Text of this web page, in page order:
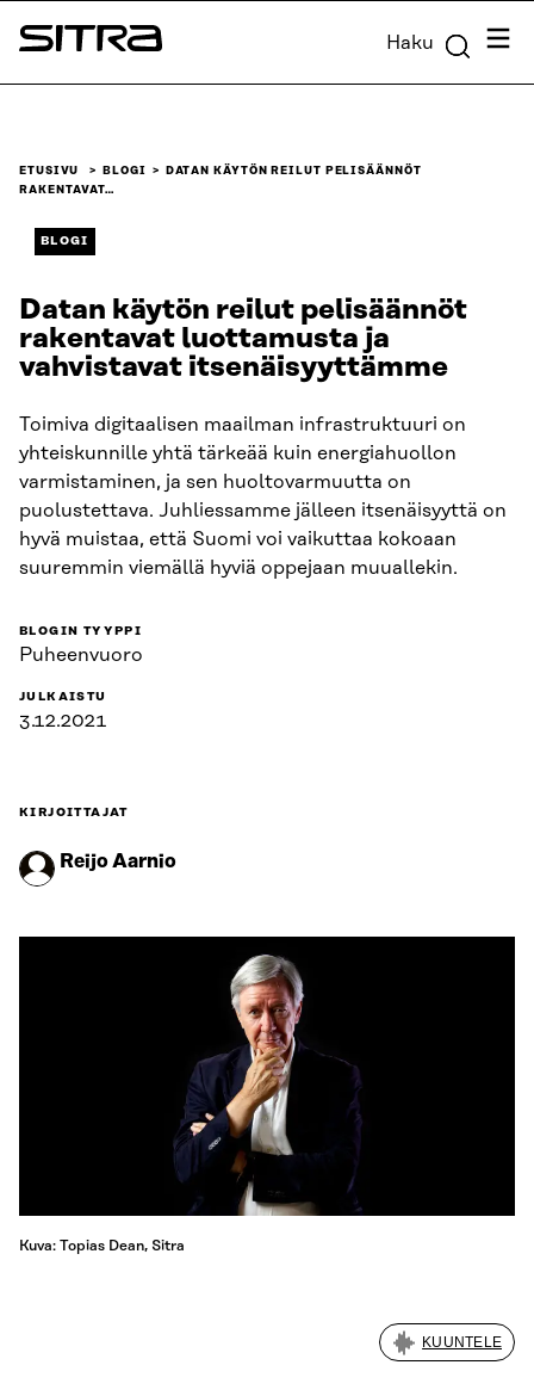
Siirry
suoraan
Sitra Haku
ETUSIVU BLOGI
DATAN KÄYTÖN REILUT PELISÄÄNNÖT
RAKENTAVAT…
BLOGI
Datan käytön reilut pelisäännöt
rakentavat luottamusta ja
vahvistavat itsenäisyyttämme
Toimiva digitaalisen maailman infrastruktuuri on
yhteiskunnille yhtä tärkeää kuin energiahuollon
varmistaminen, ja sen huoltovarmuutta on
puolustettava. Juhliessamme jälleen itsenäisyyttä on
hyvä muistaa, että Suomi voi vaikuttaa kokoaan
suuremmin viemällä hyviä oppejaan muuallekin.
BLOGIN TYYPPI
Puheenvuoro
JULKAISTU
3.12.2021
KIRJOITTAJAT
Reijo Aarnio
Kuva: Topias Dean, Sitra
KUUNTELE